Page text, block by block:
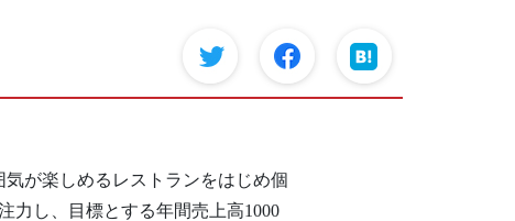
が楽しめるレストランをはじめ個
力し、目標とする年間売上高1000